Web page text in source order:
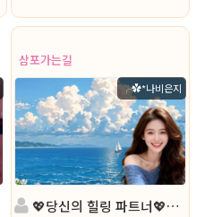
삼포가는길
╭✿*나비은지
💖당신의 힐링 파트너💖진행:╭✿*나비은지 💖담:★♬수미♬★◈